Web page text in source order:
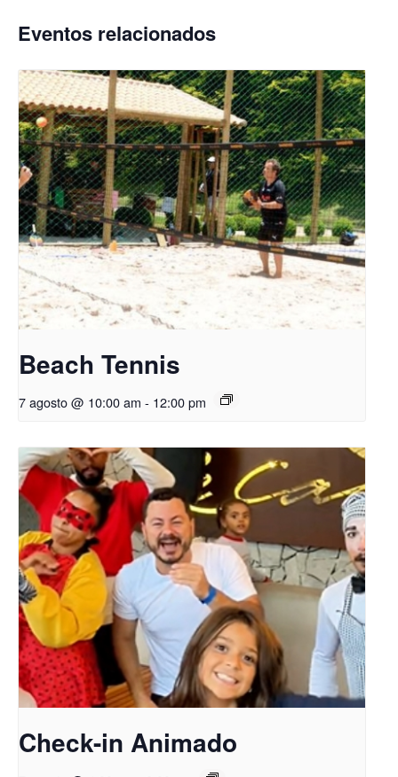
Eventos relacionados
Beach Tennis
7 agosto @ 10:00 am - 12:00 pm
Check-in Animado